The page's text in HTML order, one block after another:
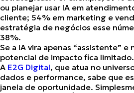
ou planejar usar IA em
cliente; 54% em marketing e
estratégia de negócios esse
38%.
Se a IA vira apenas “assistente” e
potencial de impacto fica limitado.
A E2G Digital, que atua no
dados e performance, sabe que
janela de oportunidade.